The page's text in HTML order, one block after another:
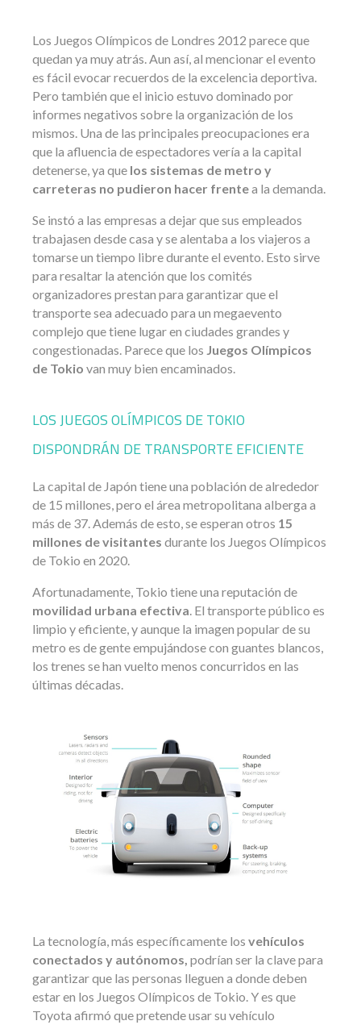
Los Juegos Olímpicos de Londres 2012 parece que
quedan ya muy atrás. Aun así, al mencionar el evento
es fácil evocar recuerdos de la excelencia deportiva.
Pero también que el inicio estuvo dominado por
informes negativos sobre la organización de los
mismos. Una de las principales preocupaciones era
que la afluencia de espectadores vería a la capital
detenerse, ya que los sistemas de metro y
carreteras no pudieron hacer frentea la demanda.
Se instó a las empresas a dejar que sus empleados
trabajasen desde casa y se alentaba a los viajeros a
tomarse un tiempo libre durante el evento. Esto sirve
para resaltar la atención que los comités
organizadores prestan para garantizar que el
transporte sea adecuado para un megaevento
complejo que tiene lugar en ciudades grandes y
congestionadas. Parece que los Juegos Olímpicos
de Tokio van muy bien encaminados.
LOS JUEGOS OLÍMPICOS DE TOKIO
DISPONDRÁN DE TRANSPORTE EFICIENTE
La capital de Japón tiene una población de alrededor
de 15 millones, pero el área metropolitana alberga a
más de 37. Además de esto, se esperan otros 15
millones de visitantes durante los Juegos Olímpicos
de Tokio en 2020.
Afortunadamente, Tokio tiene una reputación de
movilidad urbana efectiva. El transporte público es
limpio y eficiente, y aunque la imagen popular de su
metro es de gente empujándose con guantes blancos,
los trenes se han vuelto menos concurridos en las
últimas décadas.
La tecnología, más específicamente los vehículos
conectados y autónomos, podrían ser la clave para
garantizar que las personas lleguen a donde deben
estar en los Juegos Olímpicos de Tokio. Y es que
Toyota afirmó que pretende usar su vehículo